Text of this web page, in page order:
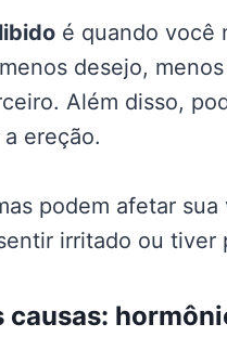
é quando você
desejo,
Além disso,
ereção.
podem afetar
irritado ou tiver
causas: